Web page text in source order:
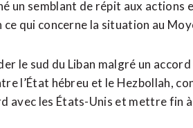
un semblant de répit aux actions
qui concerne la situation au
le sud du Liban malgré un
l’État hébreu et le Hezbollah,
avec les États-Unis et mettre fin